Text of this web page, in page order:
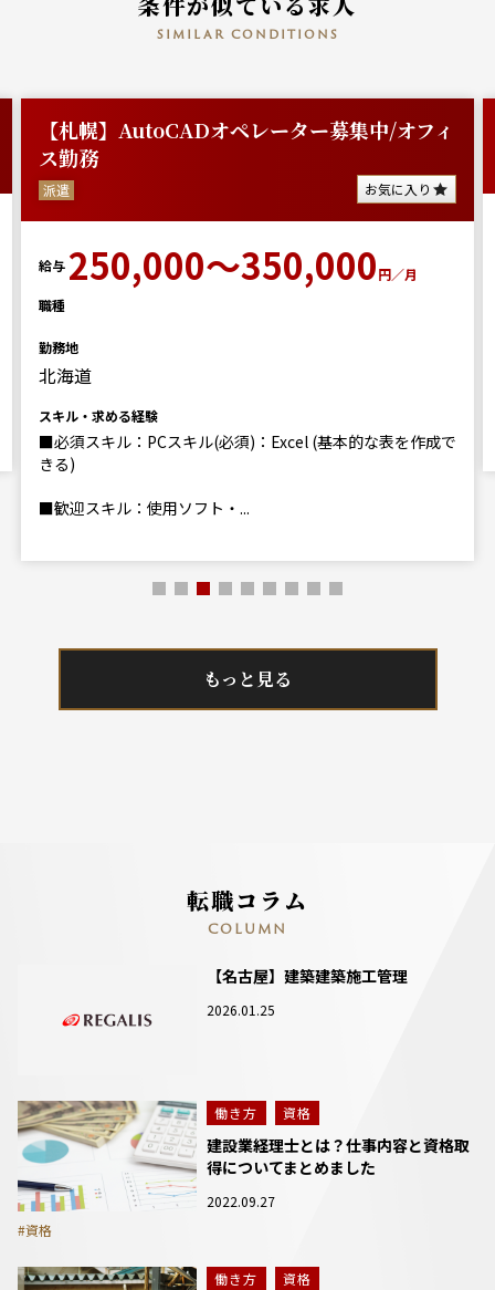
similar conditions
【札幌】AutoCADオペレーター募集中/オフィ
ス勤務
派遣 お気に入り
給与 250,000～350,000円／月
職種
勤務地
北海道
スキル・求める経験
■必須スキル：PCスキル(必須)：Excel (基本的な表を作成で
きる)
■歓迎スキル：使用ソフト・...
もっと見る
転職コラム
COLUMN
【名古屋】建築建築施工管理
2026.01.25
働き方 資格
建設業経理士とは？仕事内容と資格取
得についてまとめました
2022.09.27
#資格
働き方 資格